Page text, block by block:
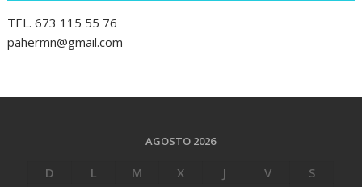
TEL. 673 115 55 76
pahermn@gmail.com
AGOSTO 2026
D L M X J V
S